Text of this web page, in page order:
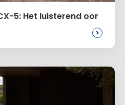
5: Het luisterend oor
>